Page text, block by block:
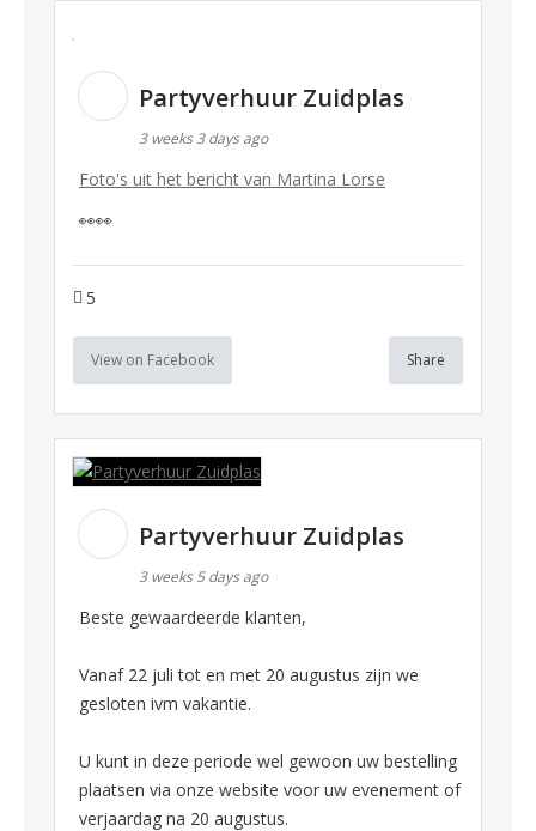
Partyverhuur Zuidplas
3 weeks 3 days ago
Foto's uit het bericht van Martina Lorse
👀👀
5
View on Facebook Share
Partyverhuur Zuidplas
3 weeks 5 days ago
Beste gewaardeerde klanten,
Vanaf 22 juli tot en met 20 augustus zijn we
gesloten ivm vakantie.
U kunt in deze periode wel gewoon uw bestelling
plaatsen via onze website voor uw evenement of
verjaardag na 20 augustus.